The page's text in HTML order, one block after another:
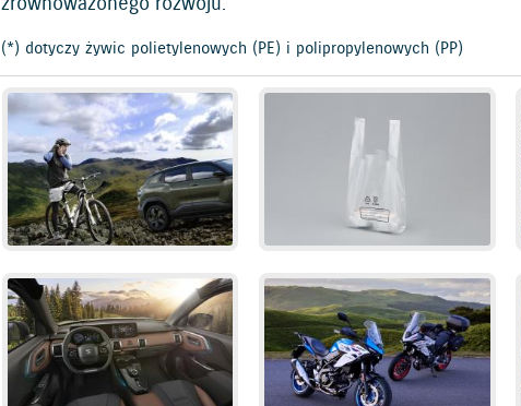
(*) dotyczy żywic polietylenowych (PE) i polipropylenowych (PP)